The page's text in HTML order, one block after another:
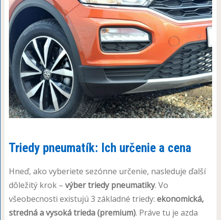
Triedy pneumatík: Ich určenie a cena
Hneď, ako vyberiete sezónne určenie, nasleduje ďalší
dôležitý krok – výber triedy pneumatiky. Vo
všeobecnosti existujú 3 základné triedy: ekonomická,
stredná a vysoká trieda (premium). Práve tu je azda